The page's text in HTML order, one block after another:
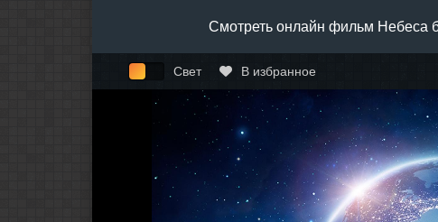
Смотреть онлайн фильм Небеса
Свет В избранное